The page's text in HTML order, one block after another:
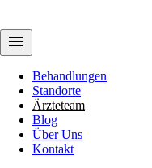
Behandlungen
Standorte
Ärzteteam
Blog
Über Uns
Kontakt